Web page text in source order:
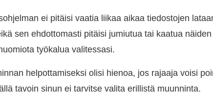
ei pitäisi vaatia liikaa aikaa tiedostojen
sen ehdottomasti pitäisi jumiutua tai kaatua
työkalua valitessasi.
helpottamiseksi olisi hienoa, jos rajaaja voisi
tavoin sinun ei tarvitse valita erillistä muunninta.